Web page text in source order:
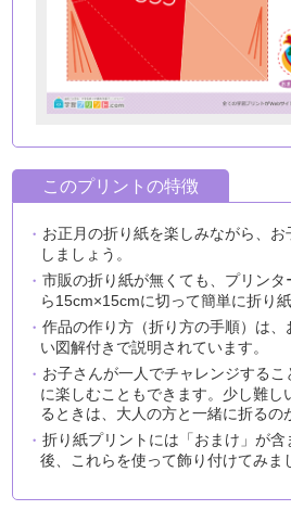
このプリントの特徴
お正月の折り紙を楽しみながら、
しましょう。
市販の折り紙が無くても、プリン
ら15cm×15cmに切って簡単に折り紙
作品の作り方（折り方の手順）は
い図解付きで説明されています。
お子さんが一人でチャレンジする
に楽しむこともできます。少し難し
るときは、大人の方と一緒に折るの
折り紙プリントには「おまけ」が
後、これらを使って飾り付けてみま